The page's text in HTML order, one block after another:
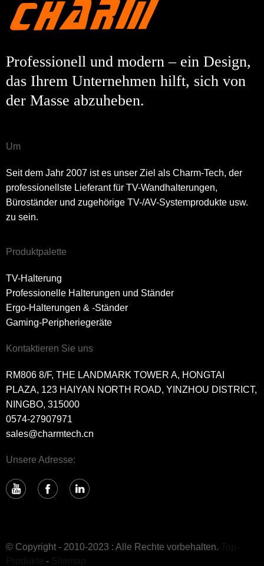
Professionell und modern – ein Design,
das Ihrem Unternehmen hilft, sich von
der Masse abzuheben.
Um
Seit dem Jahr 2007 ist es unser Ziel als Charm-Tech, der
professionellste Lieferant für TV-Wandhalterungen,
Büroständer und zugehörige TV-/AV-Systemprodukte usw.
zu sein.
Produktpalette
TV-Halterung
Professionelle Halterungen und Ständer
Ergo-Halterungen & -Ständer
Gaming-Peripheriegeräte
Kontaktieren Sie uns
RM806 8/F, THE LANDMARK TOWER A, HONGTAI
PLAZA, 123 HAIYAN NORTH ROAD, YINZHOU DISTRICT,
NINGBO, 315000
0574-27907971
sales@charmtech.cn
Unsere Adresse:
© Copyright - 2010-2023 : Alle Rechte vorbehalten.
-